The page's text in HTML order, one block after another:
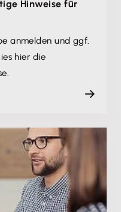
Hinweise für
anmelden und ggf.
hier die